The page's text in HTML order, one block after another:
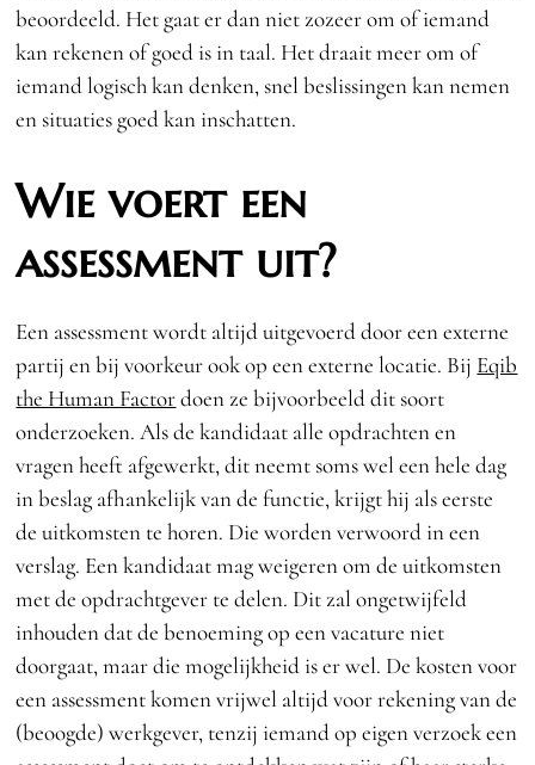
beoordeeld. Het gaat er dan niet zozeer om of iemand
kan rekenen of goed is in taal. Het draait meer om of
iemand logisch kan denken, snel beslissingen kan nemen
en situaties goed kan inschatten.
Wie voert een
assessment uit?
Een assessment wordt altijd uitgevoerd door een externe
partij en bij voorkeur ook op een externe locatie. Bij Eqib
the Human Factordoen ze bijvoorbeeld dit soort
onderzoeken. Als de kandidaat alle opdrachten en
vragen heeft afgewerkt, dit neemt soms wel een hele dag
in beslag afhankelijk van de functie, krijgt hij als eerste
de uitkomsten te horen. Die worden verwoord in een
verslag. Een kandidaat mag weigeren om de uitkomsten
met de opdrachtgever te delen. Dit zal ongetwijfeld
inhouden dat de benoeming op een vacature niet
doorgaat, maar die mogelijkheid is er wel. De kosten voor
een assessment komen vrijwel altijd voor rekening van de
(beoogde) werkgever, tenzij iemand op eigen verzoek een